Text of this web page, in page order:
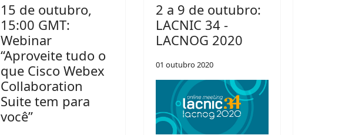
15 de outubro,
15:00 GMT:
Webinar
“Aproveite tudo o
que Cisco Webex
Collaboration
Suite tem para
você”
2 a 9 de outubro:
LACNIC 34 -
LACNOG 2020
01 outubro 2020